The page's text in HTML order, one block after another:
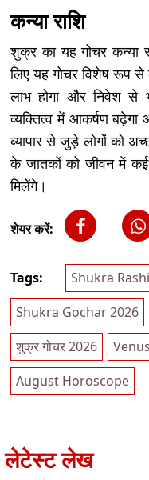
कन्या राशि
शुक्र का यह गोचर कन्या
लिए यह गोचर विशेष रूप
लाभ होगा और निवेश से
व्यक्तित्व में आकर्षण बढ़ेगा
व्यापार से जुड़े लोगों को
के जातकों को जीवन में
मिलेंगे।
शेयर करें:
Tags: Shukra
Shukra Gochar 2026
शुक्र गोचर 2026
August Horoscope
लेटेस्ट लेख